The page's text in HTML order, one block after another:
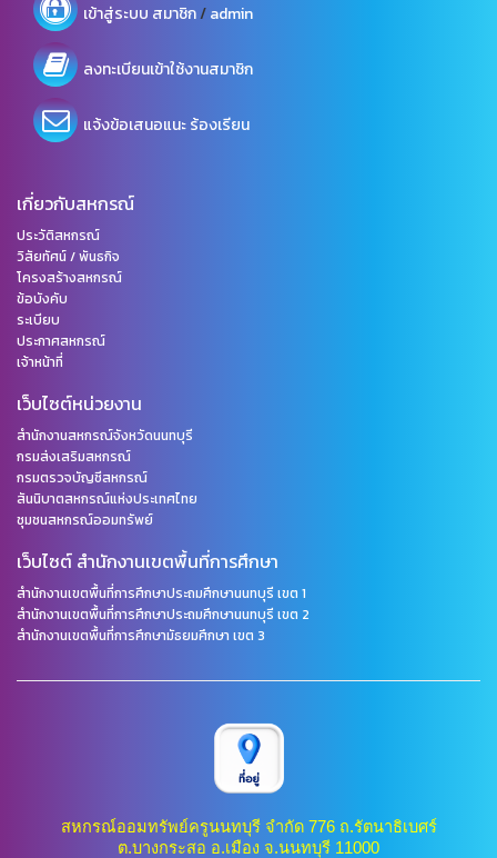
เข้าสู่ระบบ สมาชิก/admin
ลงทะเบียนเข้าใช้งานสมาชิก
แจ้งข้อเสนอแนะ ร้องเรียน
เกี่ยวกับสหกรณ์
ประวัติสหกรณ์
วิสัยทัศน์ / พันธกิจ
โครงสร้างสหกรณ์
ข้อบังคับ
ระเบียบ
ประกาศสหกรณ์
เจ้าหน้าที่
เว็บไซต์หน่วยงาน
สำนักงานสหกรณ์จังหวัดนนทบุรี
กรมส่งเสริมสหกรณ์
กรมตรวจบัญชีสหกรณ์
สันนิบาตสหกรณ์แห่งประเทศไทย
ชุมชนสหกรณ์ออมทรัพย์
เว็บไซต์ สำนักงานเขตพื้นที่การศึกษา
สำนักงานเขตพื้นที่การศึกษาประถมศึกษานนทบุรี เขต 1
สำนักงานเขตพื้นที่การศึกษาประถมศึกษานนทบุรี เขต 2
สำนักงานเขตพื้นที่การศึกษามัธยมศึกษา เขต 3
สหกรณ์ออมทรัพย์ครูนนทบุรี จำกัด 776 ถ.รัตนาธิเบศร์
ต.บางกระสอ อ.เมือง จ.นนทบุรี 11000